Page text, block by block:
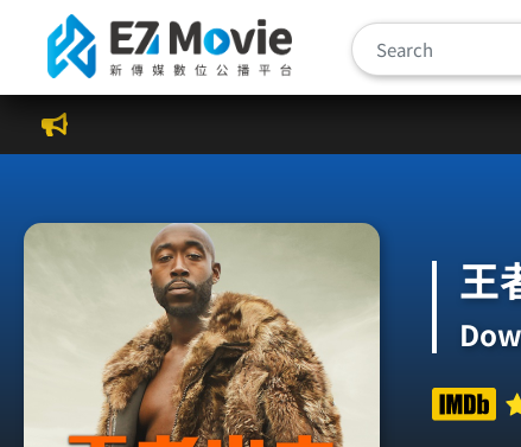
新傳媒數位公播平台
王